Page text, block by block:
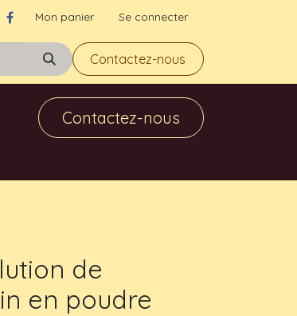
Mon panier Se connecter
Contactez-nous
Contactez-nous
de
en poudre